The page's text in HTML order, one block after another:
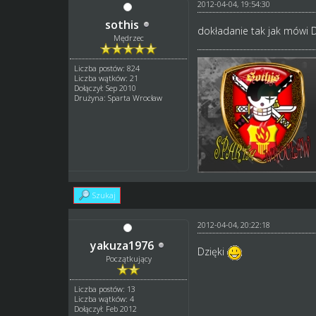
sothis
Mędrzec
Liczba postów: 824
Liczba wątków: 21
Dołączył: Sep 2010
Drużyna: Sparta Wrocław
2012-04-04, 19:54:30
dokładanie tak jak mówi
Szukaj
yakuza1976
Początkujący
Liczba postów: 13
Liczba wątków: 4
Dołączył: Feb 2012
2012-04-04, 20:22:18
Dzięki